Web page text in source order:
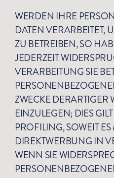
WERDEN IHRE
DATEN VERARBEITET,
ZU BETREIBEN, SO
JEDERZEIT
VERARBEITUNG SIE
ZWECKE DERARTIGER
EINZULEGEN; DIES
PROFILING, SOWEIT
DIREKTWERBUNG IN
WENN SIE